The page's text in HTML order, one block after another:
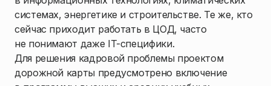
системах, энергетике и строительстве. Те же, кто
сейчас приходит работать в ЦОД, часто
не понимают даже IT-специфики.
Для решения кадровой проблемы проектом
дорожной карты предусмотрено включение